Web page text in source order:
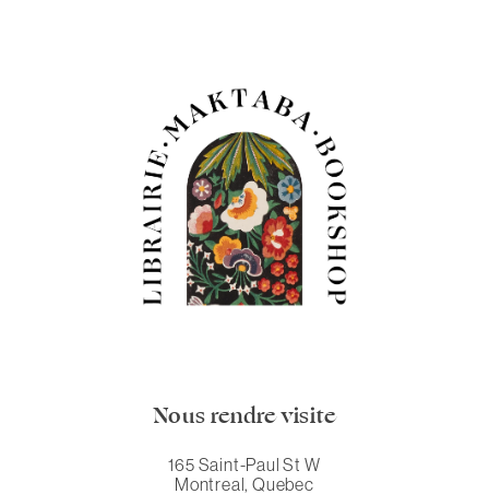
Nous rendre visite
165 Saint-Paul St W
Montreal, Quebec